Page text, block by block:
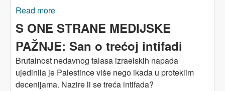
Read more
ustupiti prava na svoju zemlju u Sheikh Jarrahu
S ONE STRANE MEDIJSKE
PAŽNJE: San o trećoj intifadi
Brutalnost nedavnog talasa izraelskih napada
ujedinila je Palestince više nego ikada u proteklim
decenijama. Nazire li se treća intifada?